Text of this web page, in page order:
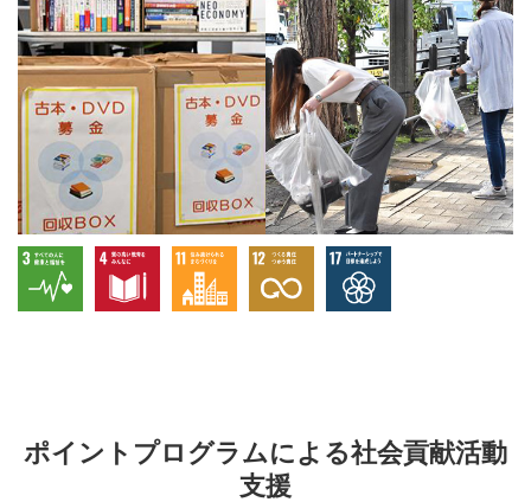
ポイントプログラムによる社会貢献活動
支援